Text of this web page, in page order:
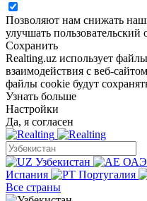
Позволяют нам снижать
улучшать пользовательский
Сохранить
Realting.uz использует
взаимодействия с веб-
файлы cookie будут
Узнать больше
Настройки
Да, я согласен
Узбекистан ОАЭ
Испания
Португалия
Все страны